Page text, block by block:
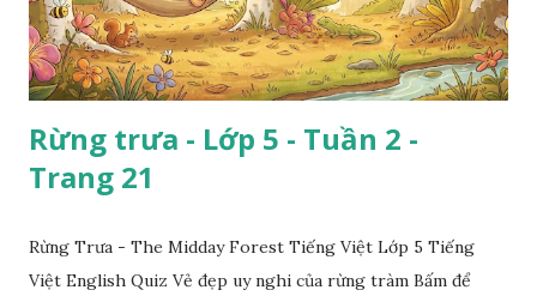
Rừng trưa - Lớp 5 - Tuần 2 -
Trang 21
Rừng Trưa - The Midday Forest Tiếng Việt Lớp 5 Tiếng
Việt English Quiz Vẻ đẹp uy nghi của rừng tràm Bấm để